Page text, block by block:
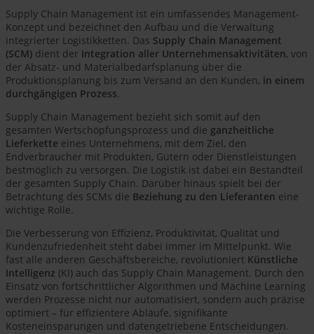
Supply Chain Management ist ein umfassendes Management-
Konzept und bezeichnet den Aufbau und die Verwaltung
integrierter Logistikketten. Das Supply Chain Management
(SCM) dient der Integration aller Unternehmensaktivitäten, von
der Absatz- und Materialbedarfsplanung über die
Produktionsplanung bis zum Versand an den Kunden, in einem
durchgängigen Prozess.
Supply Chain Management bezieht sich somit auf den
gesamten Wertschöpfungsprozess und die ganzheitliche
Lieferkette eines Unternehmens, mit dem Ziel, den
Endverbraucher mit Produkten, Gütern oder Dienstleistungen
bestmöglich zu versorgen. Die Logistik ist dabei ein Bestandteil
der gesamten Supply Chain. Darüber hinaus spielt bei der
Betrachtung des SCMs die Beziehung zu den Lieferanten eine
wichtige Rolle.
Die Verbesserung von Effizienz, Produktivität, Qualität und
Kundenzufriedenheit steht dabei immer im Mittelpunkt. Wie
fast alle anderen Geschäftsbereiche, revolutioniert Künstliche
Intelligenz (KI) auch das Supply Chain Management. Durch den
Einsatz von fortschrittlicher Algorithmen und Machine Learning
werden Prozesse nicht nur automatisiert, sondern auch präzise
optimiert – für effizientere Abläufe, signifikante
Kosteneinsparungen und datengetriebene Entscheidungen.